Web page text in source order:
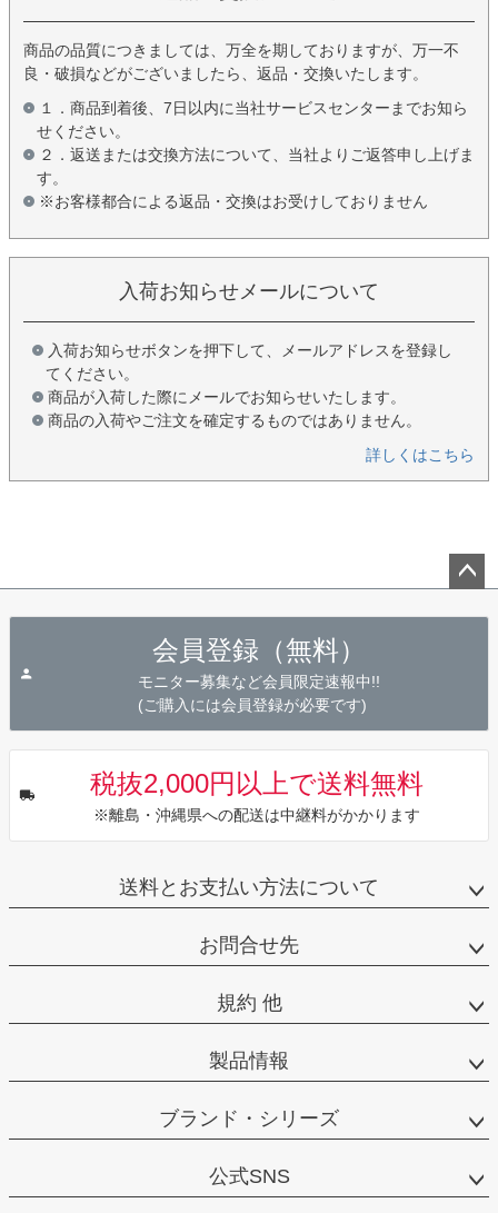
商品の品質につきましては、万全を期しておりますが、万一不
良・破損などがございましたら、返品・交換いたします。
１．商品到着後、7日以内に当社サービスセンターまでお知ら
せください。
２．返送または交換方法について、当社よりご返答申し上げま
す。
※お客様都合による返品・交換はお受けしておりません
入荷お知らせメールについて
入荷お知らせボタンを押下して、メールアドレスを登録し
てください。
商品が入荷した際にメールでお知らせいたします。
商品の入荷やご注文を確定するものではありません。
詳しくはこちら
会員登録（無料）
モニター募集など会員限定速報中!!
(ご購入には会員登録が必要です)
税抜2,000円以上で送料無料
※離島・沖縄県への配送は中継料がかかります
送料とお支払い方法について
お問合せ先
規約 他
製品情報
ブランド・シリーズ
公式SNS